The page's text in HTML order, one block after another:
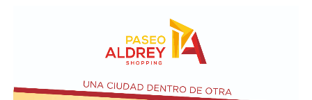
El vendero 13 de agosto se cumplen 38 años de la
desaparición física del ex intendente de Necochea,
en la ruta 88, a pocos kilómetros de Quequén.